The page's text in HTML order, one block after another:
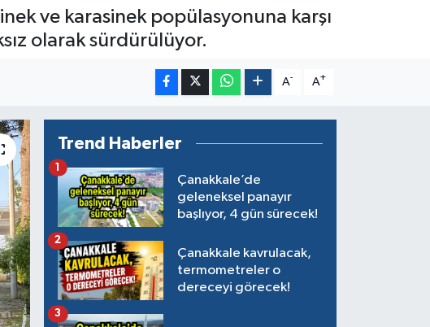
ve karasinek popülasyonuna karşı
olarak sürdürülüyor.
A- A+
Trend Haberler
Çanakkale’de
geleneksel panayır
başlıyor, 4 gün sürecek!
1
Çanakkale kavrulacak,
termometreler o
dereceyi görecek!
2
3